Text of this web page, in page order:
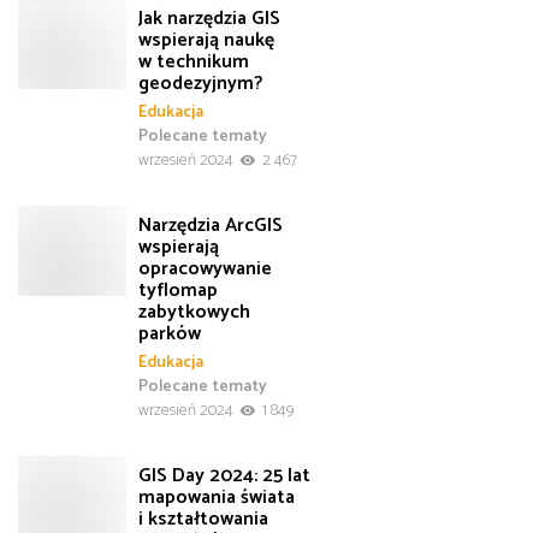
Jak narzędzia GIS
wspierają naukę
w technikum
geodezyjnym?
Edukacja
Polecane tematy
wrzesień 2024
2 467
Narzędzia ArcGIS
wspierają
opracowywanie
tyflomap
zabytkowych
parków
Edukacja
Polecane tematy
wrzesień 2024
1 849
GIS Day 2024: 25 lat
mapowania świata
i kształtowania